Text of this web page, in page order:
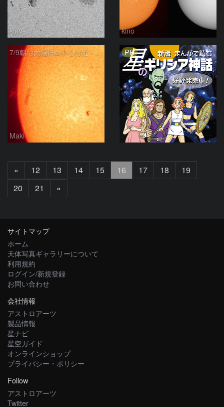
kino kino
7/9朝の太陽(Hα中心付近・4487～プロミネンス)
Maki
PR
«
へ
12 13 14 15 16 17 18
19
20
21 »
へ
サイトマップ
ホーム
天体写真ギャラリーについて
利用規約
ログイン/新規登録
お問い合わせ
会社情報
アストロアーツ
製品情報
星ナビ
星空ガイド
オンラインショップ
プライバシー・ポリシー
Follow
アストロアーツ
Twitter